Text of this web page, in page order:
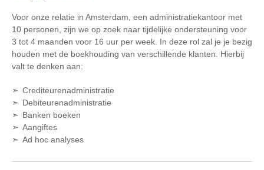
Voor onze relatie in Amsterdam, een administratiekantoor met
10 personen, zijn we op zoek naar tijdelijke ondersteuning voor
3 tot 4 maanden voor 16 uur per week. In deze rol zal je je bezig
houden met de boekhouding van verschillende klanten. Hierbij
valt te denken aan:
Crediteurenadministratie
Debiteurenadministratie
Banken boeken
Aangiftes
Ad hoc analyses